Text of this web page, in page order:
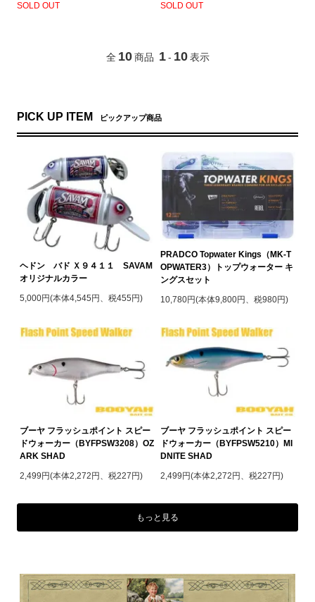
SOLD OUT
SOLD OUT
全 10 商品 1 - 10 表示
PICK UP ITEM ピックアップ商品
ヘドン バド Ｘ９４１１ SAVAM
オリジナルカラー
5,000円(本体4,545円、税455円)
PRADCO Topwater Kings（MK-T
OPWATER3）トップウォーター キ
ングスセット
10,780円(本体9,800円、税980円)
ブーヤ フラッシュポイント スピー
ドウォーカー（BYFPSW3208）OZ
ARK SHAD
2,499円(本体2,272円、税227円)
ブーヤ フラッシュポイント スピー
ドウォーカー（BYFPSW5210）MI
DNITE SHAD
2,499円(本体2,272円、税227円)
もっと見る